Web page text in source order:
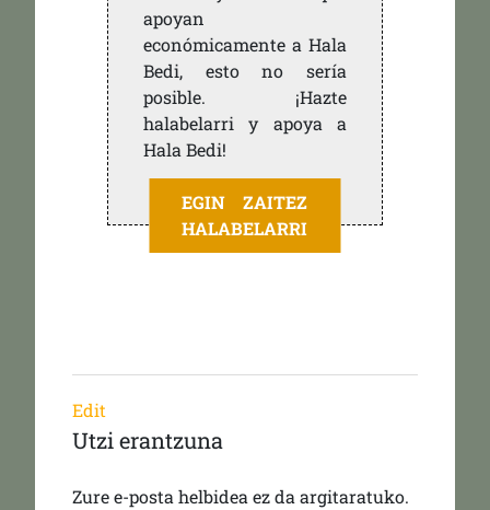
apoyan
económicamente a Hala
Bedi, esto no sería
posible. ¡Hazte
halabelarri y apoya a
Hala Bedi!
EGIN ZAITEZ
HALABELARRI
Edit
Utzi erantzuna
Zure e-posta helbidea ez da argitaratuko.